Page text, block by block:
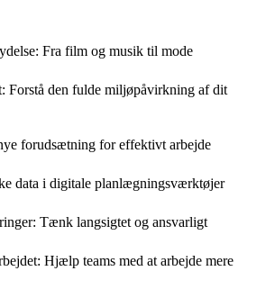
Fra film og musik til mode
Forstå den fulde miljøpåvirkning af dit
forudsætning for effektivt arbejde
data i digitale planlægningsværktøjer
Tænk langsigtet og ansvarligt
Hjælp teams med at arbejde mere